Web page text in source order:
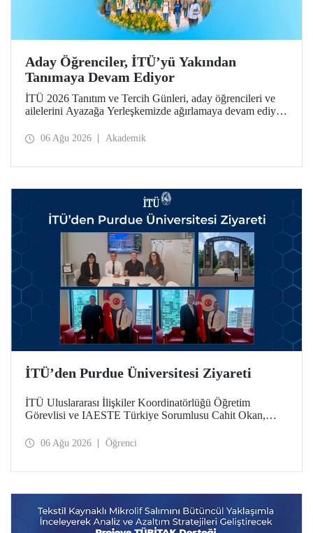
Aday Öğrenciler, İTÜ’yü Yakından
Tanımaya Devam Ediyor
İTÜ 2026 Tanıtım ve Tercih Günleri, aday öğrencileri ve
ailelerini Ayazağa Yerleşkemizde ağırlamaya devam ediyor.
ilgili fakülte ve birimler adaylara bilgi vermeye devam
06 Ağu 2026 Akademik
İTÜ’den Purdue Üniversitesi Ziyareti
İTÜ Uluslararası İlişkiler Koordinatörlüğü Öğretim
Görevlisi ve IAESTE Türkiye Sorumlusu Cahit Okan,
Temmuz tarihlerinde ABD’de dünyanın önde gelen
06 Ağu 2026 Öğrenci